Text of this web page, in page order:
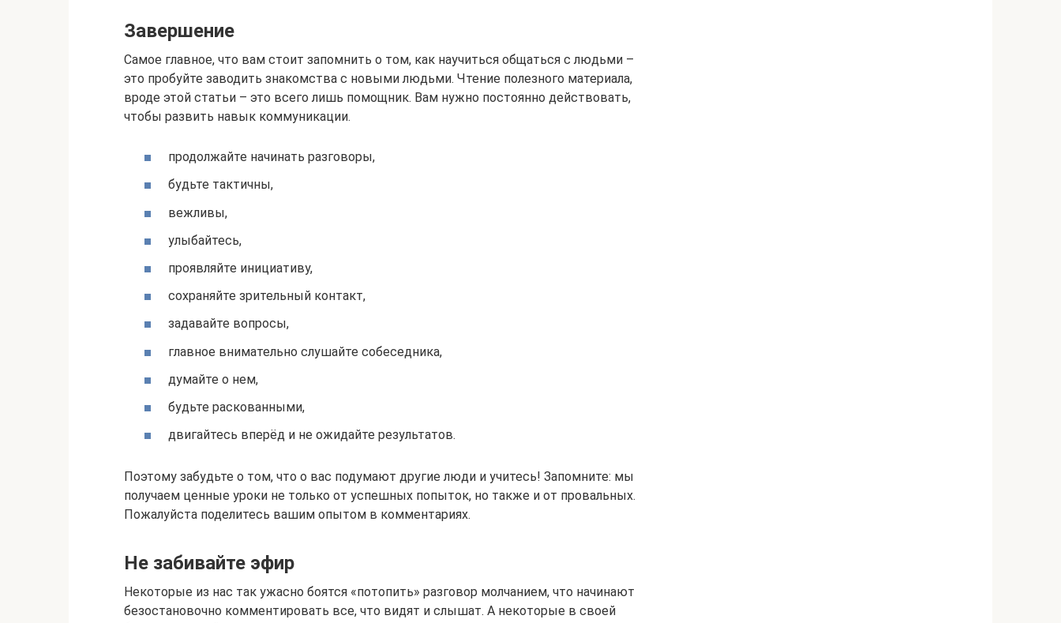
Завершение
Самое главное, что вам стоит запомнить о том, как научиться общаться с людьми –
это пробуйте заводить знакомства с новыми людьми. Чтение полезного материала,
вроде этой статьи – это всего лишь помощник. Вам нужно постоянно действовать,
чтобы развить навык коммуникации.
продолжайте начинать разговоры,
будьте тактичны,
вежливы,
улыбайтесь,
проявляйте инициативу,
сохраняйте зрительный контакт,
задавайте вопросы,
главное внимательно слушайте собеседника,
думайте о нем,
будьте раскованными,
двигайтесь вперёд и не ожидайте результатов.
Поэтому забудьте о том, что о вас подумают другие люди и учитесь! Запомните: мы
получаем ценные уроки не только от успешных попыток, но также и от провальных.
Пожалуйста поделитесь вашим опытом в комментариях.
Не забивайте эфир
Некоторые из нас так ужасно боятся «потопить» разговор молчанием, что начинают
безостановочно комментировать все, что видят и слышат. А некоторые в своей